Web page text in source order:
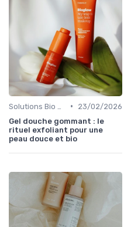
•
23/02/2026
Gel douche gommant : le
rituel exfoliant pour une
peau douce et bio